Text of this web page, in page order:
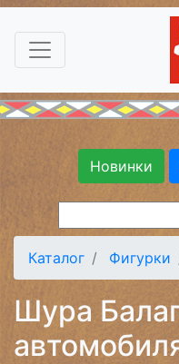
Новинки
Каталог Фигурки
Шура